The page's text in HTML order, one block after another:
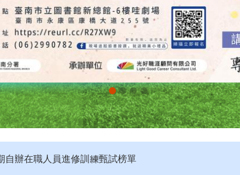
115年度第4梯次未開考職類公告